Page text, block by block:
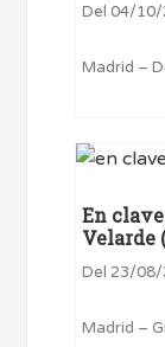
Del 04/
Madrid –
En
Velarde
Del 23/
Madrid –